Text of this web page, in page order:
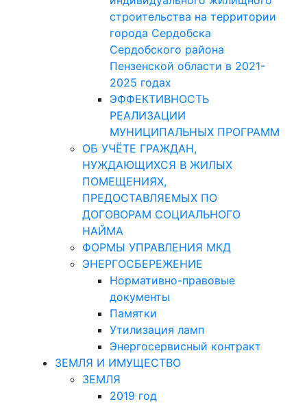
строительства на территории
города Сердобска
Сердобского района
Пензенской области в 2021-
2025 годах
ЭФФЕКТИВНОСТЬ
РЕАЛИЗАЦИИ
МУНИЦИПАЛЬНЫХ ПРОГРАММ
ОБ УЧЁТЕ ГРАЖДАН,
НУЖДАЮЩИХСЯ В ЖИЛЫХ
ПОМЕЩЕНИЯХ,
ПРЕДОСТАВЛЯЕМЫХ ПО
ДОГОВОРАМ СОЦИАЛЬНОГО
НАЙМА
ФОРМЫ УПРАВЛЕНИЯ МКД
ЭНЕРГОСБЕРЕЖЕНИЕ
Нормативно-правовые
документы
Памятки
Утилизация ламп
Энергосервисный контракт
ЗЕМЛЯ И ИМУЩЕСТВО
ЗЕМЛЯ
2019 год